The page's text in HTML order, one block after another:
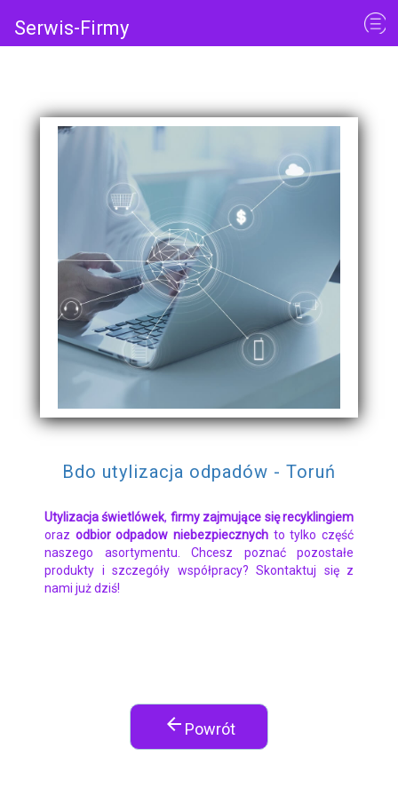
Serwis-Firmy
Bdo utylizacja odpadów - Toruń
Utylizacja świetlówek, firmy zajmujące się recyklingiem
oraz odbior odpadow niebezpiecznych to tylko część
naszego asortymentu. Chcesz poznać pozostałe
produkty i szczegóły współpracy? Skontaktuj się z
nami już dziś!
arrow_back Powrót